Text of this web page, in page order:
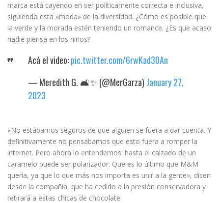
marca está cayendo en ser políticamente correcta e inclusiva,
siguiendo esta «moda» de la diversidad. ¿Cómo es posible que
la verde y la morada estén teniendo un romance. ¿Es que acaso
nadie piensa en los niños?
Acá el video:pic.twitter.com/6rwKad30An
— Meredith G. 🛋️✨ (@MerGarza) January 27,
2023
«No estábamos seguros de que alguien se fuera a dar cuenta. Y
definitivamente no pensábamos que esto fuera a romper la
internet. Pero ahora lo entendemos: hasta el calzado de un
caramelo puede ser polarizador. Que es lo último que M&M
quería, ya que lo que más nos importa es unir a la gente», dicen
desde la compañía, que ha cedido a la presión conservadora y
retirará a estas chicas de chocolate.